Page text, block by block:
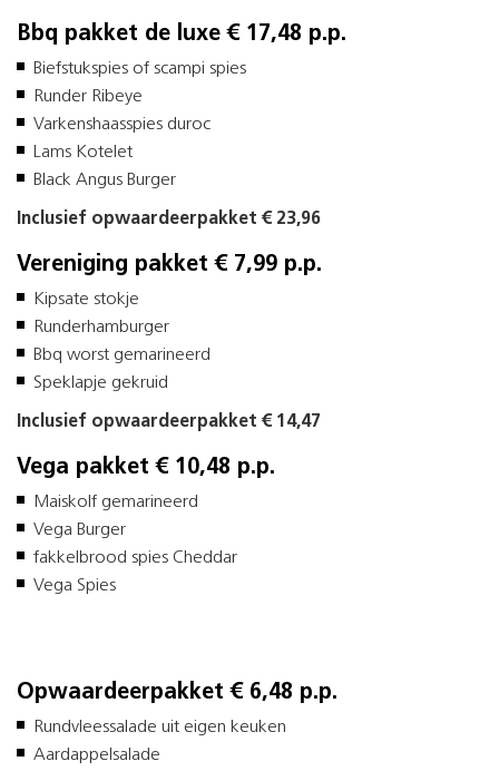
Bbq pakket de luxe € 17,48 p.p.
Biefstukspies of scampi spies
Runder Ribeye
Varkenshaasspies duroc
Lams Kotelet
Black Angus Burger
Inclusief opwaardeerpakket € 23,96
Vereniging pakket € 7,99 p.p.
Kipsate stokje
Runderhamburger
Bbq worst gemarineerd
Speklapje gekruid
Inclusief opwaardeerpakket € 14,47
Vega pakket € 10,48 p.p.
Maiskolf gemarineerd
Vega Burger
fakkelbrood spies Cheddar
Vega Spies
Opwaardeerpakket € 6,48 p.p.
Rundvleessalade uit eigen keuken
Aardappelsalade